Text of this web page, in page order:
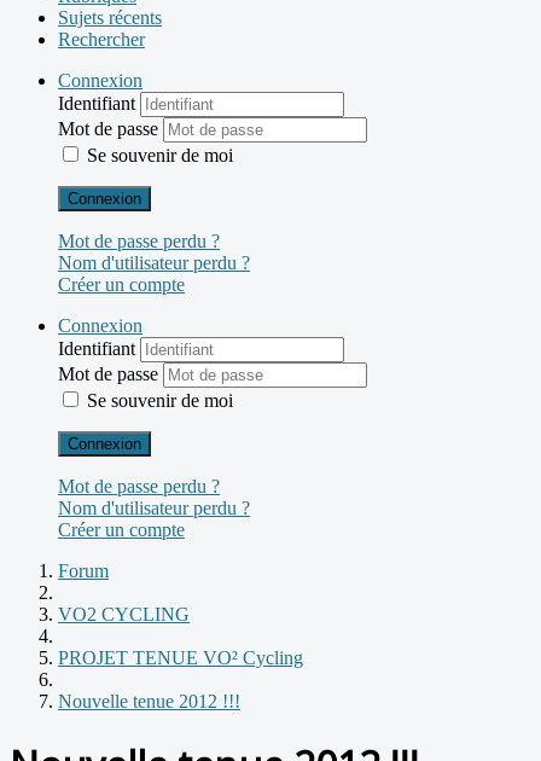
Sujets récents
Rechercher
Connexion
Identifiant
Mot de passe
Se souvenir de moi
Connexion
Mot de passe perdu ?
Nom d'utilisateur perdu ?
Créer un compte
Connexion
Identifiant
Mot de passe
Se souvenir de moi
Connexion
Mot de passe perdu ?
Nom d'utilisateur perdu ?
Créer un compte
Forum
VO2 CYCLING
PROJET TENUE VO² Cycling
Nouvelle tenue 2012 !!!